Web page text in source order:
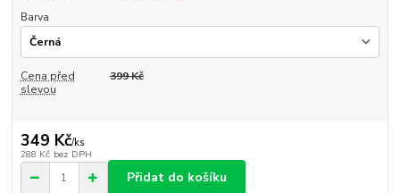
Barva
Cena před
slevou
399 Kč
349 Kč/ks
288 Kč bez DPH
Přidat do košíku